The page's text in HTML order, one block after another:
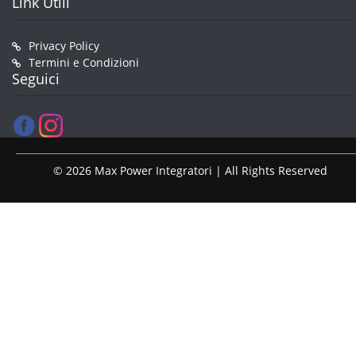
Privacy Policy
Termini e Condizioni
Seguici
© 2026 Max Power Integratori | All Rights Reserved